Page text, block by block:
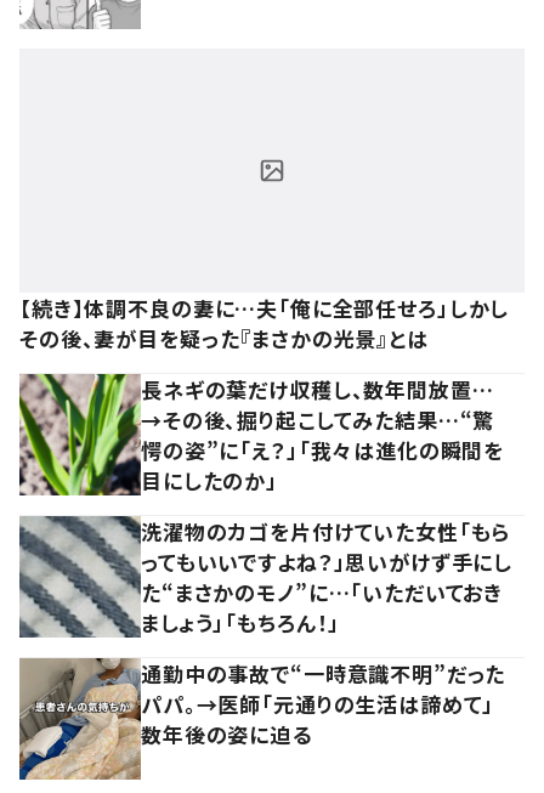
【続き】体調不良の妻に…夫「俺に全部任せろ」しかし
その後、妻が目を疑った『まさかの光景』とは
長ネギの葉だけ収穫し、数年間放置…
→その後、掘り起こしてみた結果…“驚
愕の姿”に「え？」「我々は進化の瞬間を
目にしたのか」
洗濯物のカゴを片付けていた女性「もら
ってもいいですよね？」思いがけず手にし
た“まさかのモノ”に…「いただいておき
ましょう」「もちろん！」
通勤中の事故で“一時意識不明”だった
パパ。→医師「元通りの生活は諦めて」
数年後の姿に迫る